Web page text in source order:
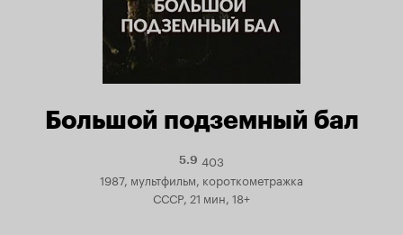
Большой подземный бал
5.9Рейтинг
5.9
403
1987, мультфильм, короткометражка
СССР, 21 мин, 18+